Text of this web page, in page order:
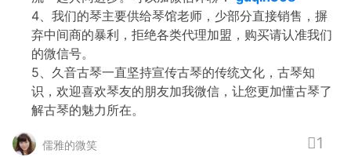
4、我们的琴主要供给琴馆老师，少部分直接销售，摒
弃中间商的暴利，拒绝各类代理加盟，购买请认准我们
的微信号。
5、久音古琴一直坚持宣传古琴的传统文化，古琴知
识，欢迎喜欢琴友的朋友加我微信，让您更加懂古琴了
解古琴的魅力所在。
儒雅的微笑 1